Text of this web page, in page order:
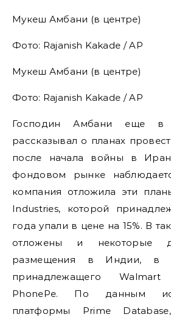
Мукеш Амбани (в центре)
Фото: Rajanish Kakade / AP
Мукеш Амбани (в центре)
Фото: Rajanish Kakade / AP
Господин Амбани еще в
рассказывал о планах
после начала войны в
фондовом рынке
компания отложила эти
Industries, которой
года упали в цене на 15%. В
отложены и некоторые
размещения в Индии, в
принадлежащего Walmart
PhonePe. По данным
платформы Prime